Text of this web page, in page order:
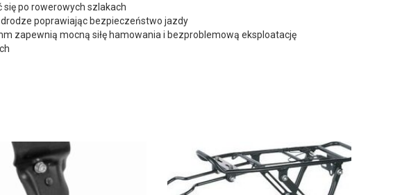
po rowerowych szlakach
poprawiając bezpieczeństwo jazdy
zapewnią mocną siłę hamowania i bezproblemową eksploatację